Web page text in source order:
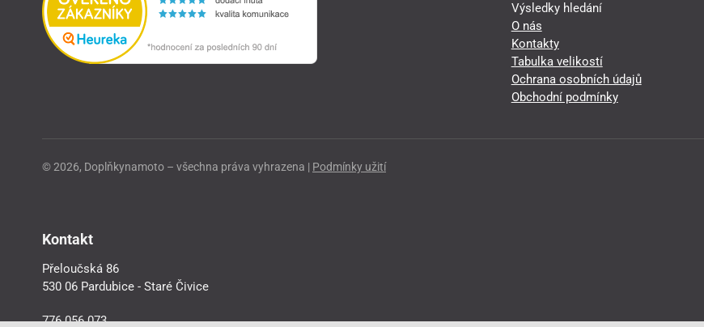
Výsledky hledání
O nás
Kontakty
Tabulka velikostí
Ochrana osobních údajů
Obchodní podmínky
© 2026, Doplňkynamoto – všechna práva vyhrazena | Podmínky užití
Kontakt
Přeloučská 86
530 06 Pardubice - Staré Čivice
776 056 073